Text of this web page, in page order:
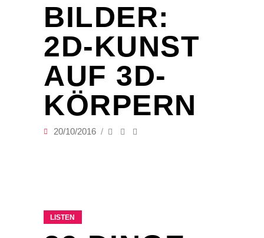
BILDER:
2D-KUNST
AUF 3D-
KÖRPERN
20/10/2016
LISTEN